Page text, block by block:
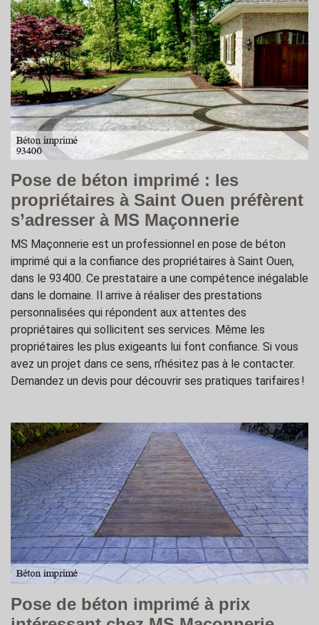
Pose de béton imprimé : les
propriétaires à Saint Ouen préfèrent
s’adresser à MS Maçonnerie
MS Maçonnerie est un professionnel en pose de béton
imprimé qui a la confiance des propriétaires à Saint Ouen,
dans le 93400. Ce prestataire a une compétence inégalable
dans le domaine. Il arrive à réaliser des prestations
personnalisées qui répondent aux attentes des
propriétaires qui sollicitent ses services. Même les
propriétaires les plus exigeants lui font confiance. Si vous
avez un projet dans ce sens, n’hésitez pas à le contacter.
Demandez un devis pour découvrir ses pratiques tarifaires !
Pose de béton imprimé à prix